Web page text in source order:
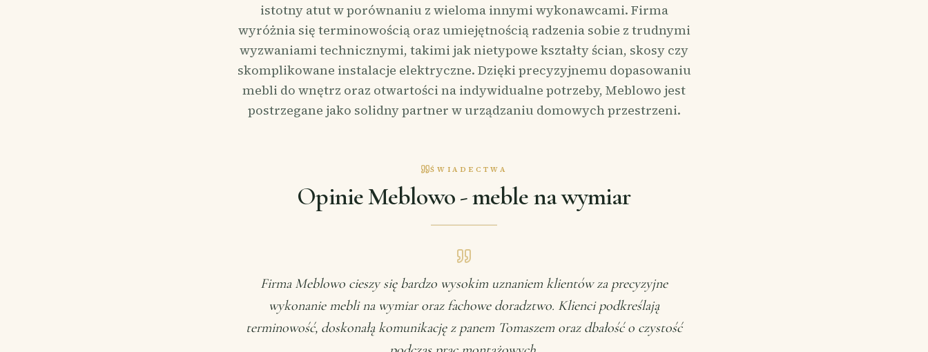
istotny atut w porównaniu z wieloma innymi wykonawcami. Firma
wyróżnia się terminowością oraz umiejętnością radzenia sobie z trudnymi
wyzwaniami technicznymi, takimi jak nietypowe kształty ścian, skosy czy
skomplikowane instalacje elektryczne. Dzięki precyzyjnemu dopasowaniu
mebli do wnętrz oraz otwartości na indywidualne potrzeby, Meblowo jest
postrzegane jako solidny partner w urządzaniu domowych przestrzeni.
ŚWIADECTWA
Opinie Meblowo - meble na wymiar
Firma Meblowo cieszy się bardzo wysokim uznaniem klientów za precyzyjne
wykonanie mebli na wymiar oraz fachowe doradztwo. Klienci podkreślają
terminowość, doskonałą komunikację z panem Tomaszem oraz dbałość o czystość